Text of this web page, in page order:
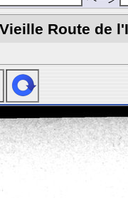
Route de